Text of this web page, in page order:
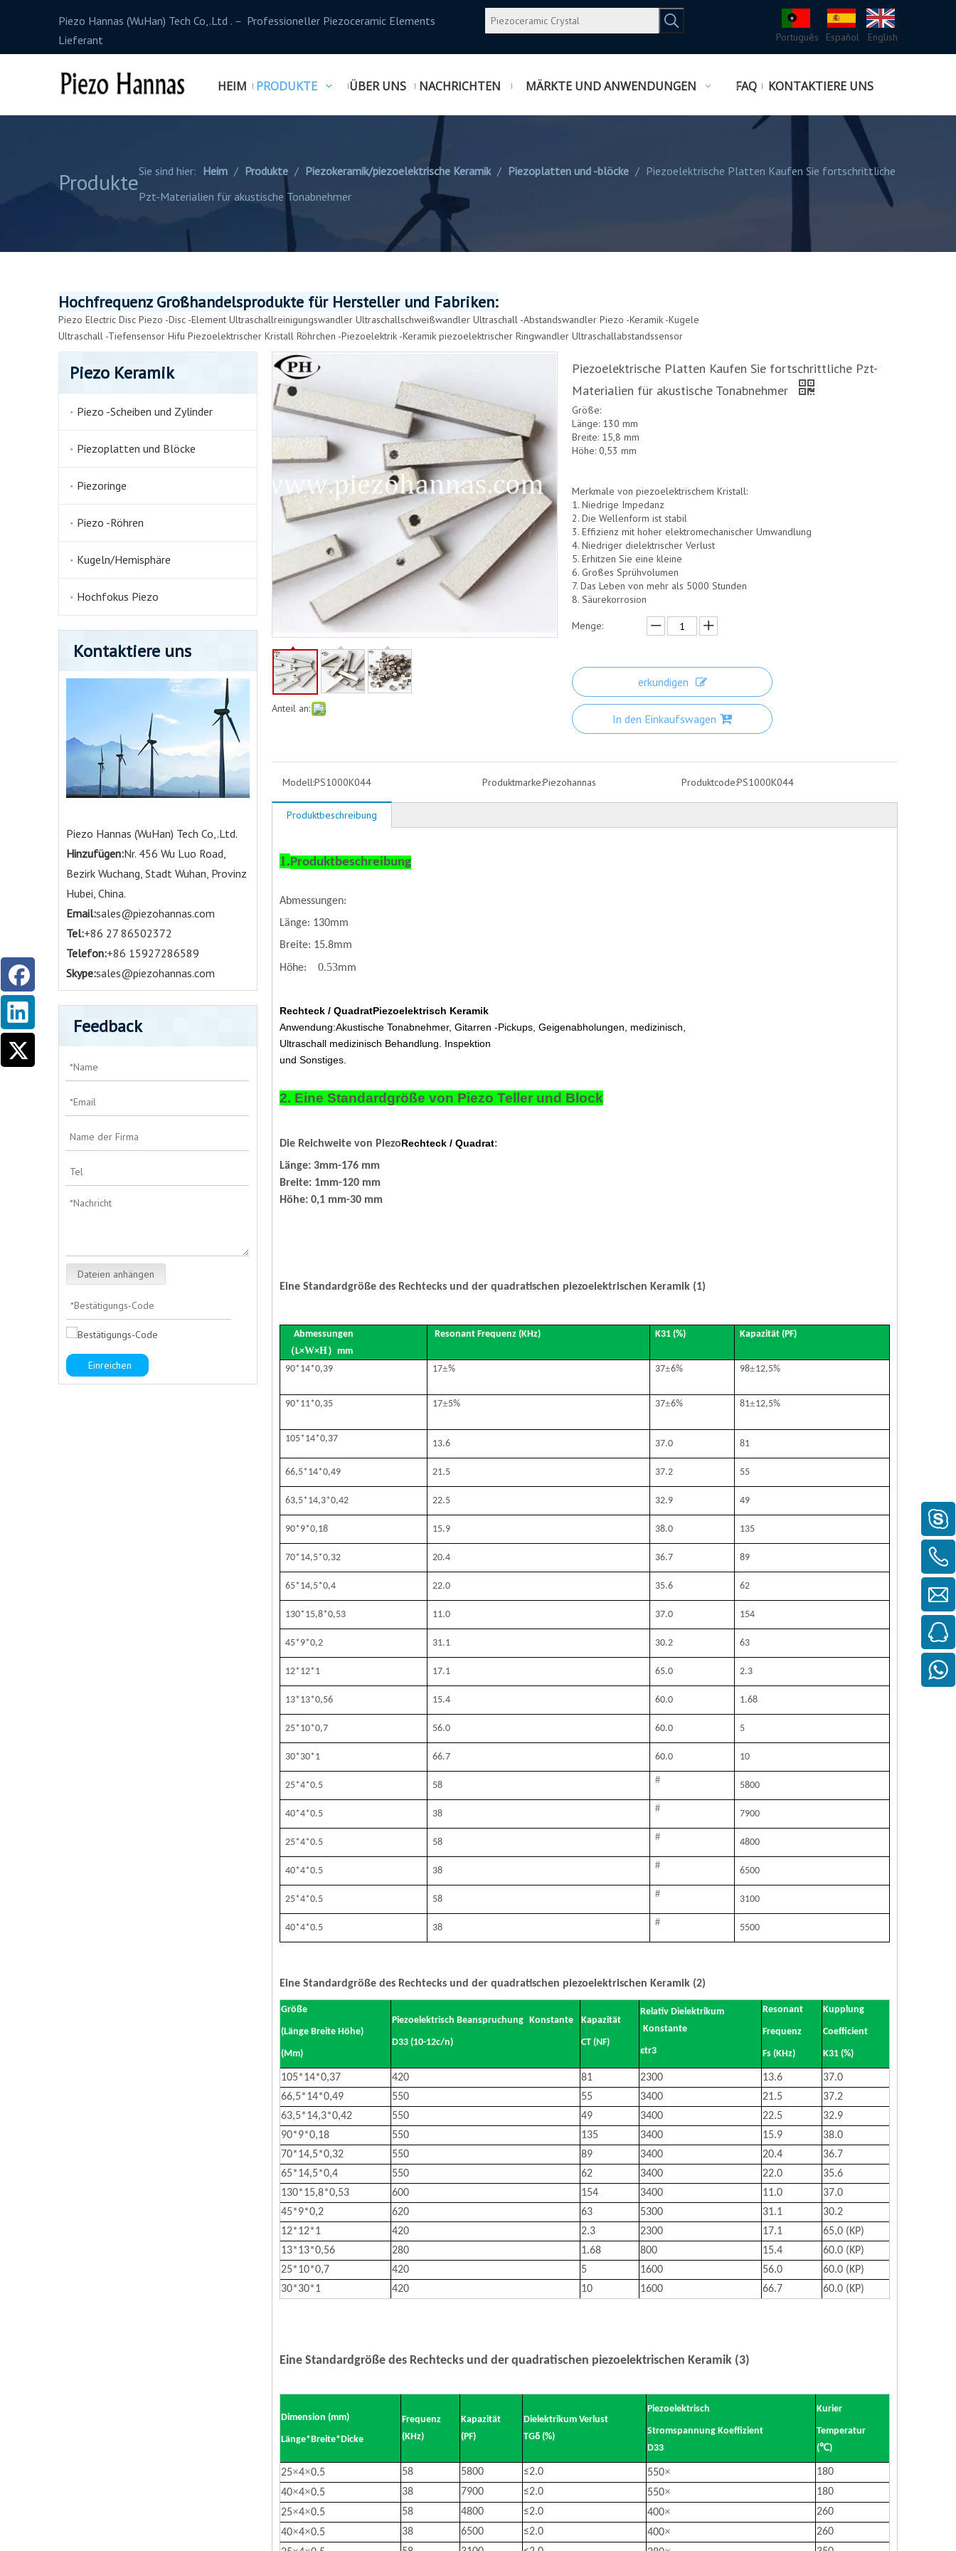
Piezo Hannas (WuHan) Tech Co,.Ltd .－ Professioneller Piezoceramic Elements
Lieferant
Português Español English
HEIM PRODUKTE ÜBER UNS NACHRICHTEN MÄRKTE UND ANWENDUNGEN FAQ KONTAKTIERE UNS
ProdukteSie sind hier: Heim / Produkte / Piezokeramik/piezoelektrische Keramik / Piezoplatten und -blöcke / Piezoelektrische Platten Kaufen Sie fortschrittliche
Pzt-Materialien für akustische Tonabnehmer
Hochfrequenz Großhandelsprodukte für Hersteller und Fabriken:
Piezo Electric Disc Piezo -Disc -Element Ultraschallreinigungswandler Ultraschallschweißwandler Ultraschall -Abstandswandler Piezo -Keramik -Kugele
Ultraschall -Tiefensensor Hifu Piezoelektrischer Kristall Röhrchen -Piezoelektrik -Keramik piezoelektrischer Ringwandler Ultraschallabstandssensor
Piezo Keramik
Piezo -Scheiben und Zylinder
Piezoplatten und Blöcke
Piezoringe
Piezo -Röhren
Kugeln/Hemisphäre
Hochfokus Piezo
Kontaktiere uns
Piezo Hannas (WuHan) Tech Co,.Ltd.
Hinzufügen:Nr. 456 Wu Luo Road,
Bezirk Wuchang, Stadt Wuhan, Provinz
Hubei, China.
Email:sales@piezohannas.com
Tel:+86 27 86502372
Telefon:+86 15927286589
Skype:sales@piezohannas.com
Feedback
Dateien anhängen
Einreichen
Anteil an:
Piezoelektrische Platten Kaufen Sie fortschrittliche Pzt-
Materialien für akustische Tonabnehmer
Größe:
Länge: 130 mm
Breite: 15,8 mm
Höhe: 0,53 mm
Merkmale von piezoelektrischem Kristall:
1. Niedrige Impedanz
2. Die Wellenform ist stabil
3. Effizienz mit hoher elektromechanischer Umwandlung
4. Niedriger dielektrischer Verlust
5. Erhitzen Sie eine kleine
6. Großes Sprühvolumen
7. Das Leben von mehr als 5000 Stunden
8. Säurekorrosion
Menge:
erkundigen
In den Einkaufswagen
Modell:PS1000K044 Produktmarke:Piezohannas Produktcode:PS1000K044
Produktbeschreibung
1.Produktbeschreibung
Abmessungen:
Länge: 130mm
Breite: 15.8mm
Höhe: 0.53mm
Rechteck / QuadratPiezoelektrisch Keramik
Anwendung:Akustische Tonabnehmer, Gitarren -Pickups, Geigenabholungen, medizinisch,
Ultraschall medizinisch Behandlung. Inspektion
und Sonstiges.
2. Eine Standardgröße von Piezo Teller und Block
Die Reichweite von PiezoRechteck / Quadrat:
Länge: 3mm-176 mm
Breite: 1mm-120 mm
Höhe: 0,1 mm-30 mm
Eine Standardgröße des Rechtecks ​​und der quadratischen piezoelektrischen Keramik (1)
Abmessungen
（L×W×H）mm
Resonant Frequenz (KHz) K31 (%) Kapazität (PF)
90*14*0,39 17±% 37±6% 98±12,5%
90*11*0,35 17±5% 37±6% 81±12,5%
105*14*0,37 13.6 37.0 81
66,5*14*0,49 21.5 37.2 55
63,5*14,3*0,42 22.5 32.9 49
90*9*0,18 15.9 38.0 135
70*14,5*0,32 20.4 36.7 89
65*14,5*0,4 22.0 35.6 62
130*15,8*0,53 11.0 37.0 154
45*9*0,2 31.1 30.2 63
12*12*1 17.1 65.0 2.3
13*13*0,56 15.4 60.0 1.68
25*10*0,7 56.0 60.0 5
30*30*1 66.7 60.0 10
25*4*0.5 58
#
5800
40*4*0.5 38
#
7900
25*4*0.5 58
#
4800
40*4*0.5 38
#
6500
25*4*0.5 58
#
3100
40*4*0.5 38
#
5500
Eine Standardgröße des Rechtecks ​​und der quadratischen piezoelektrischen Keramik (2)
Größe
(Länge Breite Höhe)
(Mm)
Piezoelektrisch Beanspruchung Konstante
D33 (10-12c/n)
Kapazität
CT (NF)
Relativ Dielektrikum
Konstante
εtr3
Resonant
Frequenz
Fs (KHz)
Kupplung
Coefficient
K31 (%)
105*14*0,37 420 81 2300 13.6
37.0
66,5*14*0,49
550 55 3400 21.5
37.2
63,5*14,3*0,42
550 49 3400 22.5
32.9
90*9*0,18
550 135 3400 15.9
38.0
70*14,5*0,32
550 89 3400 20.4
36.7
65*14,5*0,4
550 62 3400 22.0
35.6
130*15,8*0,53
600 154 3400 11.0
37.0
45*9*0,2
620 63 5300 31.1
30.2
12*12*1
420 2.3 2300 17.1
65,0 (KP)
13*13*0,56
280 1.68 800 15.4
60.0 (KP)
25*10*0,7
420 5 1600 56.0
60.0 (KP)
30*30*1
420 10 1600 66.7 60.0 (KP)
Eine Standardgröße des Rechtecks ​​und der quadratischen piezoelektrischen Keramik (3)
Dimension (mm)
Länge*Breite*Dicke
Frequenz
(KHz)
Kapazität
(PF)
Dielektrikum Verlust
TGδ (%)
Piezoelektrisch
Stromspannung Koeffizient
D33
Kurier
Temperatur
(℃)
25×4×0.5 58 5800 ≤2.0 550×
180
40×4×0.5 38 7900 ≤2.0 550×
180
25×4×0.5 58 4800 ≤2.0 400×
260
40×4×0.5 38 6500 ≤2.0 400×
260